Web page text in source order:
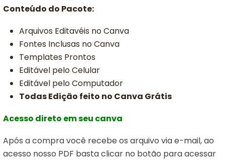
Conteúdo do Pacote:
Arquivos Editavéis no Canva
Fontes Inclusas no Canva
Templates Prontos
Editável pelo Celular
Editável pelo Computador
Todas Edição feito no Canva Grátis
Acesso direto em seu canva
Após a compra você recebe os arquivo via e-mail, ao
acesso nosso PDF basta clicar no botão para acessar